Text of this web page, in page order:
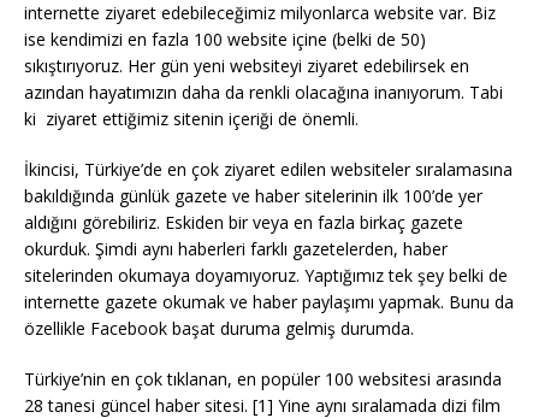
internette ziyaret edebileceğimiz milyonlarca website var. Biz
ise kendimizi en fazla 100 website içine (belki de 50)
sıkıştırıyoruz. Her gün yeni websiteyi ziyaret edebilirsek en
azından hayatımızın daha da renkli olacağına inanıyorum. Tabi
ki ziyaret ettiğimiz sitenin içeriği de önemli.
İkincisi, Türkiye’de en çok ziyaret edilen websiteler sıralamasına
bakıldığında günlük gazete ve haber sitelerinin ilk 100’de yer
aldığını görebiliriz. Eskiden bir veya en fazla birkaç gazete
okurduk. Şimdi aynı haberleri farklı gazetelerden, haber
sitelerinden okumaya doyamıyoruz. Yaptığımız tek şey belki de
internette gazete okumak ve haber paylaşımı yapmak. Bunu da
özellikle Facebook başat duruma gelmiş durumda.
Türkiye’nin en çok tıklanan, en popüler 100 websitesi arasında
28 tanesi güncel haber sitesi. [1] Yine aynı sıralamada dizi film